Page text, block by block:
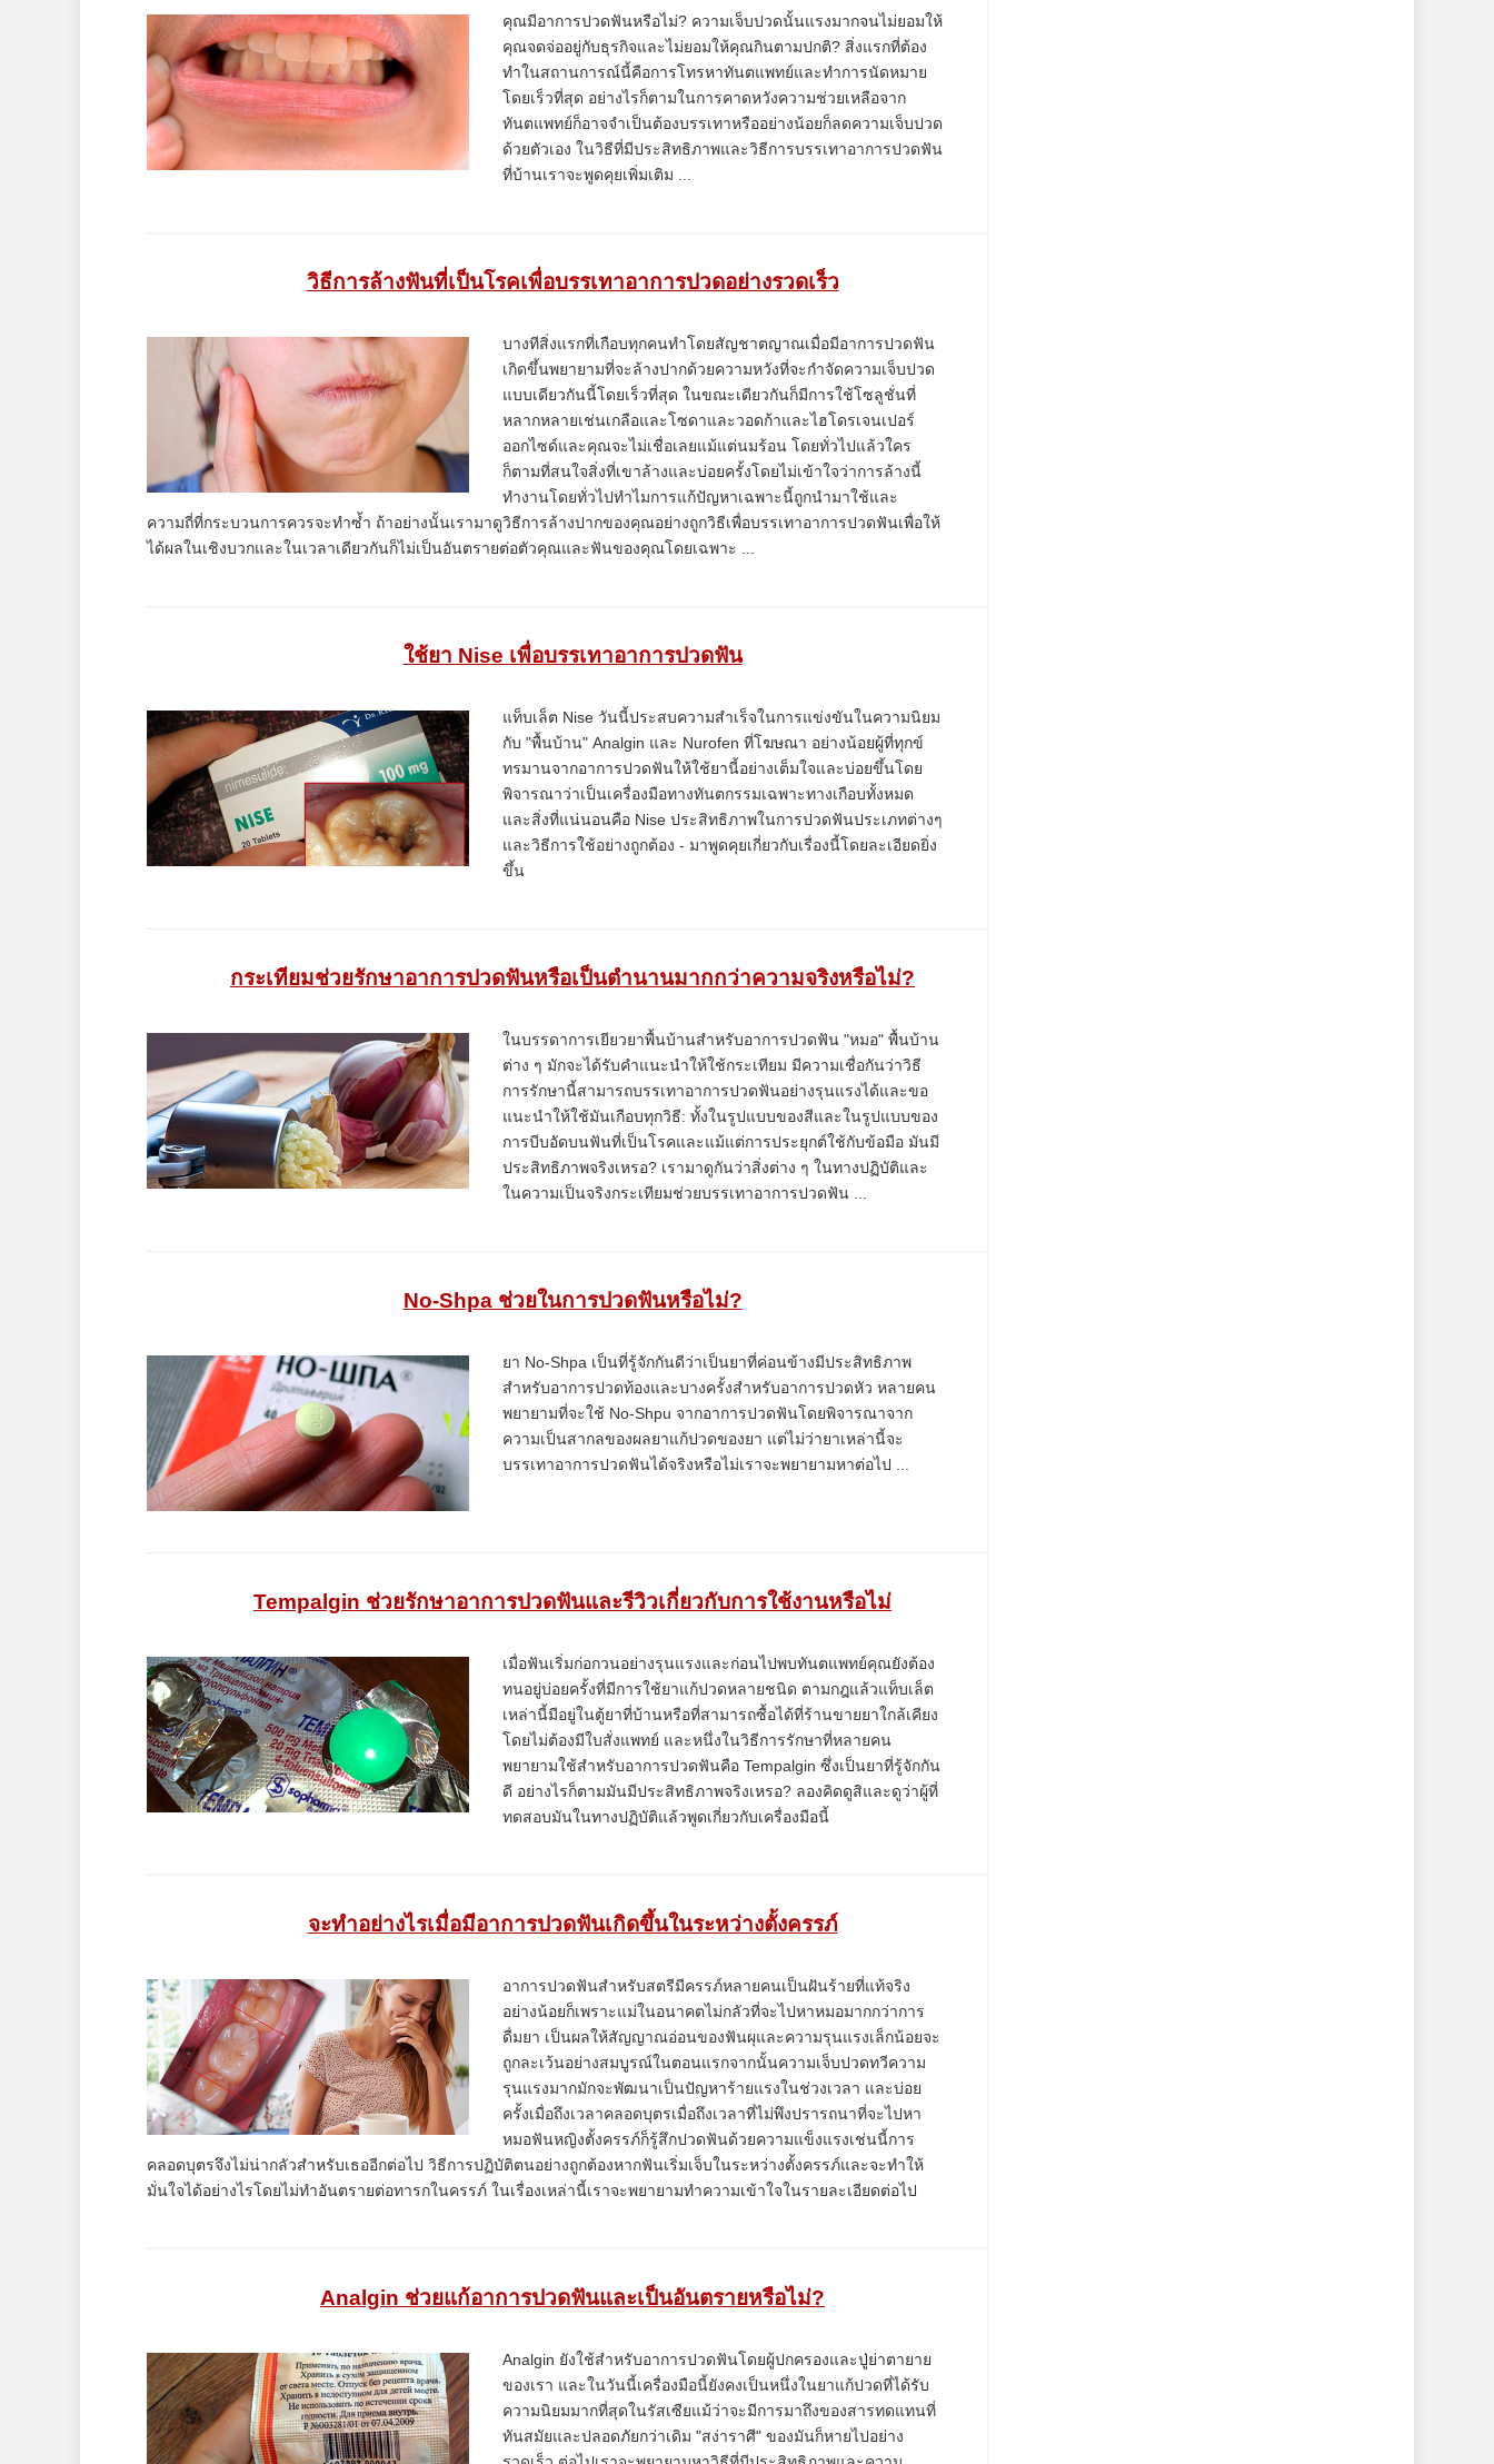
คุณมีอาการปวดฟันหรือไม่? ความเจ็บปวดนั้นแรงมากจนไม่ยอมให้
คุณจดจ่ออยู่กับธุรกิจและไม่ยอมให้คุณกินตามปกติ? สิ่งแรกที่ต้อง
ทำในสถานการณ์นี้คือการโทรหาทันตแพทย์และทำการนัดหมาย
โดยเร็วที่สุด อย่างไรก็ตามในการคาดหวังความช่วยเหลือจาก
ทันตแพทย์ก็อาจจำเป็นต้องบรรเทาหรืออย่างน้อยก็ลดความเจ็บปวด
ด้วยตัวเอง ในวิธีที่มีประสิทธิภาพและวิธีการบรรเทาอาการปวดฟัน
ที่บ้านเราจะพูดคุยเพิ่มเติม ...
วิธีการล้างฟันที่เป็นโรคเพื่อบรรเทาอาการปวดอย่างรวดเร็ว
บางทีสิ่งแรกที่เกือบทุกคนทำโดยสัญชาตญาณเมื่อมีอาการปวดฟัน
เกิดขึ้นพยายามที่จะล้างปากด้วยความหวังที่จะกำจัดความเจ็บปวด
แบบเดียวกันนี้โดยเร็วที่สุด ในขณะเดียวกันก็มีการใช้โซลูชั่นที่
หลากหลายเช่นเกลือและโซดาและวอดก้าและไฮโดรเจนเปอร์
ออกไซด์และคุณจะไม่เชื่อเลยแม้แต่นมร้อน โดยทั่วไปแล้วใคร
ก็ตามที่สนใจสิ่งที่เขาล้างและบ่อยครั้งโดยไม่เข้าใจว่าการล้างนี้
ทำงานโดยทั่วไปทำไมการแก้ปัญหาเฉพาะนี้ถูกนำมาใช้และ
ความถี่ที่กระบวนการควรจะทำซ้ำ ถ้าอย่างนั้นเรามาดูวิธีการล้างปากของคุณอย่างถูกวิธีเพื่อบรรเทาอาการปวดฟันเพื่อให้
ได้ผลในเชิงบวกและในเวลาเดียวกันก็ไม่เป็นอันตรายต่อตัวคุณและฟันของคุณโดยเฉพาะ ...
ใช้ยา Nise เพื่อบรรเทาอาการปวดฟัน
แท็บเล็ต Nise วันนี้ประสบความสำเร็จในการแข่งขันในความนิยม
กับ "พื้นบ้าน" Analgin และ Nurofen ที่โฆษณา อย่างน้อยผู้ที่ทุกข์
ทรมานจากอาการปวดฟันให้ใช้ยานี้อย่างเต็มใจและบ่อยขึ้นโดย
พิจารณาว่าเป็นเครื่องมือทางทันตกรรมเฉพาะทางเกือบทั้งหมด
และสิ่งที่แน่นอนคือ Nise ประสิทธิภาพในการปวดฟันประเภทต่างๆ
และวิธีการใช้อย่างถูกต้อง - มาพูดคุยเกี่ยวกับเรื่องนี้โดยละเอียดยิ่ง
ขึ้น
กระเทียมช่วยรักษาอาการปวดฟันหรือเป็นตำนานมากกว่าความจริงหรือไม่?
ในบรรดาการเยียวยาพื้นบ้านสำหรับอาการปวดฟัน "หมอ" พื้นบ้าน
ต่าง ๆ มักจะได้รับคำแนะนำให้ใช้กระเทียม มีความเชื่อกันว่าวิธี
การรักษานี้สามารถบรรเทาอาการปวดฟันอย่างรุนแรงได้และขอ
แนะนำให้ใช้มันเกือบทุกวิธี: ทั้งในรูปแบบของสีและในรูปแบบของ
การบีบอัดบนฟันที่เป็นโรคและแม้แต่การประยุกต์ใช้กับข้อมือ มันมี
ประสิทธิภาพจริงเหรอ? เรามาดูกันว่าสิ่งต่าง ๆ ในทางปฏิบัติและ
ในความเป็นจริงกระเทียมช่วยบรรเทาอาการปวดฟัน ...
No-Shpa ช่วยในการปวดฟันหรือไม่?
ยา No-Shpa เป็นที่รู้จักกันดีว่าเป็นยาที่ค่อนข้างมีประสิทธิภาพ
สำหรับอาการปวดท้องและบางครั้งสำหรับอาการปวดหัว หลายคน
พยายามที่จะใช้ No-Shpu จากอาการปวดฟันโดยพิจารณาจาก
ความเป็นสากลของผลยาแก้ปวดของยา แต่ไม่ว่ายาเหล่านี้จะ
บรรเทาอาการปวดฟันได้จริงหรือไม่เราจะพยายามหาต่อไป ...
Tempalgin ช่วยรักษาอาการปวดฟันและรีวิวเกี่ยวกับการใช้งานหรือไม่
เมื่อฟันเริ่มก่อกวนอย่างรุนแรงและก่อนไปพบทันตแพทย์คุณยังต้อง
ทนอยู่บ่อยครั้งที่มีการใช้ยาแก้ปวดหลายชนิด ตามกฎแล้วแท็บเล็ต
เหล่านี้มีอยู่ในตู้ยาที่บ้านหรือที่สามารถซื้อได้ที่ร้านขายยาใกล้เคียง
โดยไม่ต้องมีใบสั่งแพทย์ และหนึ่งในวิธีการรักษาที่หลายคน
พยายามใช้สำหรับอาการปวดฟันคือ Tempalgin ซึ่งเป็นยาที่รู้จักกัน
ดี อย่างไรก็ตามมันมีประสิทธิภาพจริงเหรอ? ลองคิดดูสิและดูว่าผู้ที่
ทดสอบมันในทางปฏิบัติแล้วพูดเกี่ยวกับเครื่องมือนี้
จะทำอย่างไรเมื่อมีอาการปวดฟันเกิดขึ้นในระหว่างตั้งครรภ์
อาการปวดฟันสำหรับสตรีมีครรภ์หลายคนเป็นฝันร้ายที่แท้จริง
อย่างน้อยก็เพราะแม่ในอนาคตไม่กลัวที่จะไปหาหมอมากกว่าการ
ดื่มยา เป็นผลให้สัญญาณอ่อนของฟันผุและความรุนแรงเล็กน้อยจะ
ถูกละเว้นอย่างสมบูรณ์ในตอนแรกจากนั้นความเจ็บปวดทวีความ
รุนแรงมากมักจะพัฒนาเป็นปัญหาร้ายแรงในช่วงเวลา และบ่อย
ครั้งเมื่อถึงเวลาคลอดบุตรเมื่อถึงเวลาที่ไม่พึงปรารถนาที่จะไปหา
หมอฟันหญิงตั้งครรภ์ก็รู้สึกปวดฟันด้วยความแข็งแรงเช่นนี้การ
คลอดบุตรจึงไม่น่ากลัวสำหรับเธออีกต่อไป วิธีการปฏิบัติตนอย่างถูกต้องหากฟันเริ่มเจ็บในระหว่างตั้งครรภ์และจะทำให้
มั่นใจได้อย่างไรโดยไม่ทำอันตรายต่อทารกในครรภ์ ในเรื่องเหล่านี้เราจะพยายามทำความเข้าใจในรายละเอียดต่อไป
Analgin ช่วยแก้อาการปวดฟันและเป็นอันตรายหรือไม่?
Analgin ยังใช้สำหรับอาการปวดฟันโดยผู้ปกครองและปู่ย่าตายาย
ของเรา และในวันนี้เครื่องมือนี้ยังคงเป็นหนึ่งในยาแก้ปวดที่ได้รับ
ความนิยมมากที่สุดในรัสเซียแม้ว่าจะมีการมาถึงของสารทดแทนที่
ทันสมัยและปลอดภัยกว่าเดิม "สง่าราศี" ของมันก็หายไปอย่าง